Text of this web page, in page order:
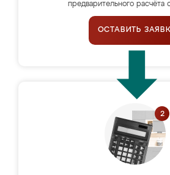
предварительного расчёта
ОСТАВИТЬ